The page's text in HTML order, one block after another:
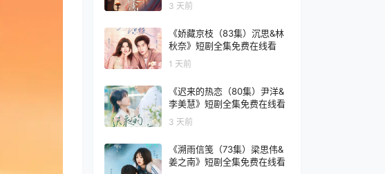
3 天前
《娇藏京枝（83集）沉思&林
秋奈》短剧全集免费在线看
1 天前
《迟来的热恋（80集）尹洋&
李美慧》短剧全集免费在线看
3 天前
《溯雨信笺（73集）梁思伟&
姜之南》短剧全集免费在线看